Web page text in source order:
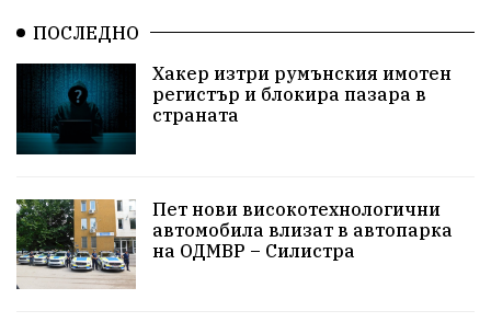
ПОСЛЕДНО
Хакер изтри румънския имотен
регистър и блокира пазара в
страната
Пет нови високотехнологични
автомобила влизат в автопарка
на ОДМВР – Силистра